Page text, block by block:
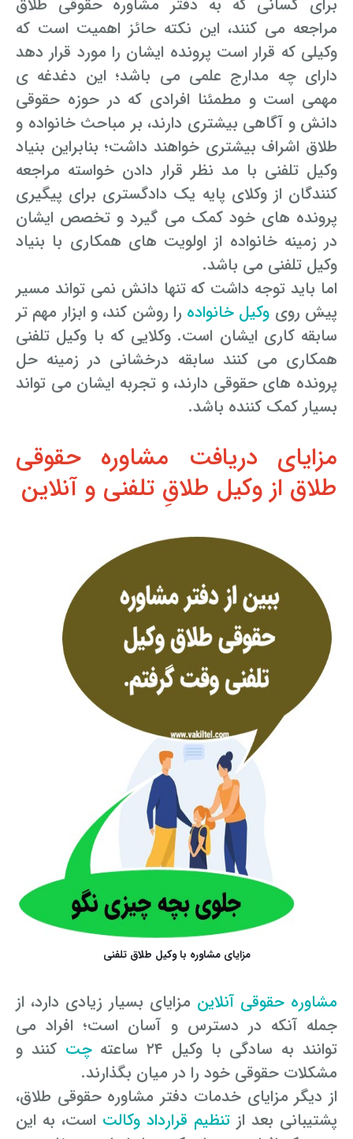
برای کسانی که به دفتر مشاوره حقوقی طلاق
مراجعه می کنند، این نکته حائز اهمیت است که
وکیلی که قرار است پرونده ایشان را مورد قرار دهد
دارای چه مدارج علمی می باشد؛ این دغدغه ی
مهمی است و مطمئنا افرادی که در حوزه حقوقی
دانش و آگاهی بیشتری دارند، بر مباحث خانواده و
طلاق اشراف بیشتری خواهند داشت؛ بنابراین بنیاد
وکیل تلفنی با مد نظر قرار دادن خواسته مراجعه
کنندگان از وکلای پایه یک دادگستری برای پیگیری
پرونده های خود کمک می گیرد و تخصص ایشان
در زمینه خانواده از اولویت های همکاری با بنیاد
وکیل تلفنی می باشد.
اما باید توجه داشت که تنها دانش نمی تواند مسیر
پیش روی وکیل خانواده را روشن کند، و ابزار مهم تر
سابقه کاری ایشان است. وکلایی که با وکیل تلفنی
همکاری می کنند سابقه درخشانی در زمینه حل
پرونده های حقوقی دارند، و تجربه ایشان می تواند
بسیار کمک کننده باشد.
مزایای دریافت مشاوره حقوقی
طلاق از وکیل طلاقِ تلفنی و آنلاین
مزایای مشاوره با وکیل طلاق تلفنی
مشاوره حقوقی آنلاین مزایای بسیار زیادی دارد، از
جمله آنکه در دسترس و آسان است؛ افراد می
توانند به سادگی با وکیل ۲۴ ساعته
چت کنند و
مشکلات حقوقی خود را در میان بگذارند.
از دیگر مزایای خدمات دفتر مشاوره حقوقی طلاق،
پشتیبانی بعد از تنظیم قرارداد وکالت است، به این